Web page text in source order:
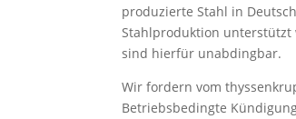
produzierte Stahl in
Stahlproduktion unterstützt
sind hierfür unabdingbar.
Wir fordern vom
Betriebsbedingte